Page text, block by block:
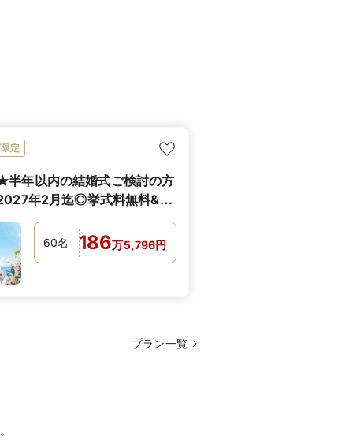
定
半年以内の結婚式ご検討の方
年2月迄◎挙式料無料&衣
60名 186万5,796円
プラン一覧